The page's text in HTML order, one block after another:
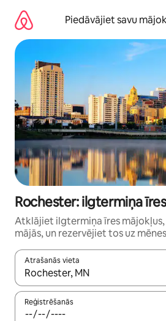
saturu
Piedāvājiet savu
Rochester: ilgtermiņa
Atklājiet ilgtermiņa īres mājokļus,
mājās, un rezervējiet tos uz
Atrašanās vieta
Kad rezultāti kļūs pieejami,
Reģistrēšanās